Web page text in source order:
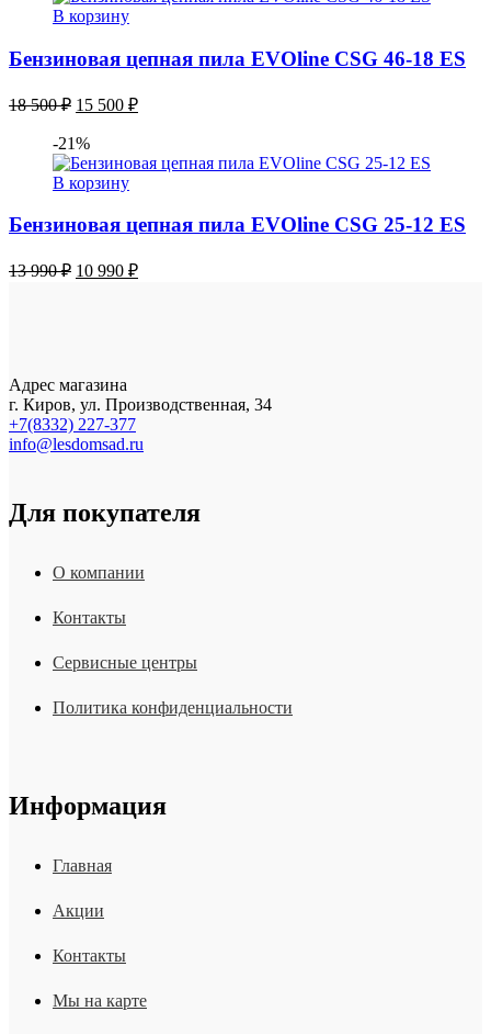
В корзину
Бензиновая цепная пила EVOline CSG 46-18 ES
18 500₽ Первоначальная
составляла
18
500 ₽.
15 500 ₽Текущая
500 ₽.
-21%
В корзину
Бензиновая цепная пила EVOline CSG 25-12 ES
13 990₽ Первоначальная
10 990 ₽Текущая
Адрес магазина
г. Киров, ул. Производственная, 34
+7(8332) 227-377
info@lesdomsad.ru
Для покупателя
О компании
Контакты
Сервисные центры
Политика конфиденциальности
Информация
Главная
Акции
Контакты
Мы на карте